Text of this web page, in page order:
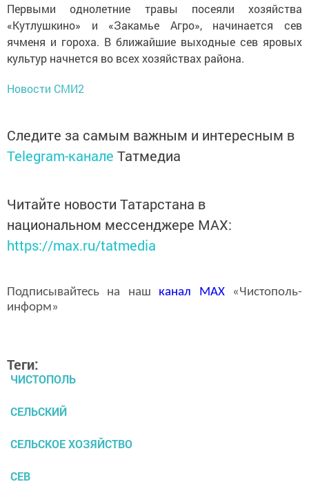
Первыми однолетние травы посеяли хозяйства
«Кутлушкино» и «Закамье Агро», начинается сев
ячменя и гороха. В ближайшие выходные сев яровых
культур начнется во всех хозяйствах района.
Новости СМИ2
Следите за самым важным и интересным в
Telegram-канале Татмедиа
Читайте новости Татарстана в
национальном мессенджере MАХ:
https://max.ru/tatmedia
Подписывайтесь на наш канал MAX«Чистополь-
информ»
Теги:
ЧИСТОПОЛЬ
СЕЛЬСКИЙ
СЕЛЬСКОЕ ХОЗЯЙСТВО
СЕВ